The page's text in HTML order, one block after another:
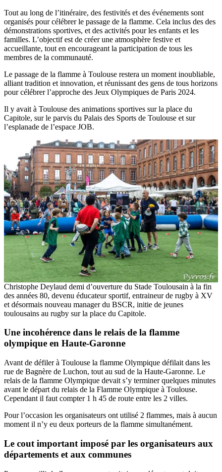
Tout au long de l’itinéraire, des festivités et des événements sont
organisés pour célébrer le passage de la flamme. Cela inclus des des
démonstrations sportives, et des activités pour les enfants et les
familles. L’objectif est de créer une atmosphère festive et
accueillante, tout en encourageant la participation de tous les
membres de la communauté.
Le passage de la flamme à Toulouse restera un moment inoubliable,
alliant tradition et innovation, et réunissant des gens de tous horizons
pour célébrer l’approche des Jeux Olympiques de Paris 2024.
Il y avait à Toulouse des animations sportives sur la place du
Capitole, sur le parvis du Palais des Sports de Toulouse et sur
l’esplanade de l’espace JOB.
Christophe Deylaud demi d’ouverture du Stade Toulousain à la fin
des années 80, devenu éducateur sportif, entraineur de rugby à XV
et désormais nouveau manager du BSCR, initie de jeunes
toulousains au rugby sur la place du Capitole.
Une incohérence dans le relais de la flamme
olympique en Haute-Garonne
Avant de défiler à Toulouse la flamme Olympique défilait dans les
rue de Bagnère de Luchon, tout au sud de la Haute-Garonne. Le
relais de la flamme Olympique devait s’y terminer quelques minutes
avant le départ du relais de la Flamme Olympique à Toulouse.
Cependant il faut compter 1 h 45 de route entre les 2 villes.
Pour l’occasion les organisateurs ont utilisé 2 flammes, mais à aucun
moment il n’y eu deux porteurs de la flamme simultanément.
Le cout important imposé par les organisateurs aux
départements et aux communes